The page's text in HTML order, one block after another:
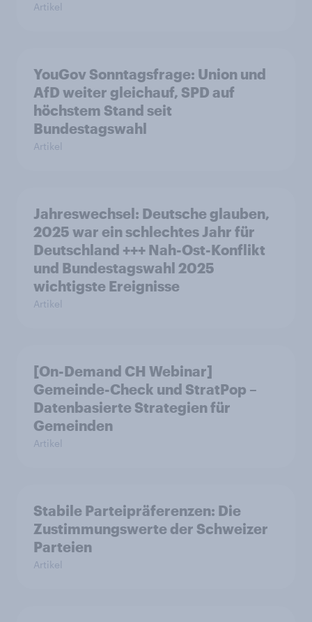
Artikel
YouGov Sonntagsfrage: Union und
AfD weiter gleichauf, SPD auf
höchstem Stand seit
Bundestagswahl
Artikel
Jahreswechsel: Deutsche glauben,
2025 war ein schlechtes Jahr für
Deutschland +++ Nah-Ost-Konflikt
und Bundestagswahl 2025
wichtigste Ereignisse
Artikel
[On-Demand CH Webinar]
Gemeinde-Check und StratPop –
Datenbasierte Strategien für
Gemeinden
Artikel
Stabile Parteipräferenzen: Die
Zustimmungswerte der Schweizer
Parteien
Artikel